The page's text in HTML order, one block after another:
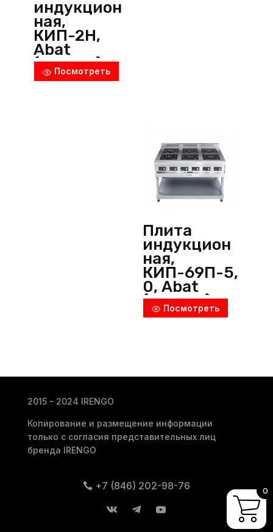
индукцион
ная,
КИП-2Н,
Abat
(Россия)
Посмотреть
Плита
индукцион
ная,
КИП-69П-5,
0, Abat
(Россия)
Посмотреть
2015 – 2024 IRENGO
Копирование и размещение информации
только с согласия представительных лиц
бренда IRENGO
+7 (846) 202-98-76 0